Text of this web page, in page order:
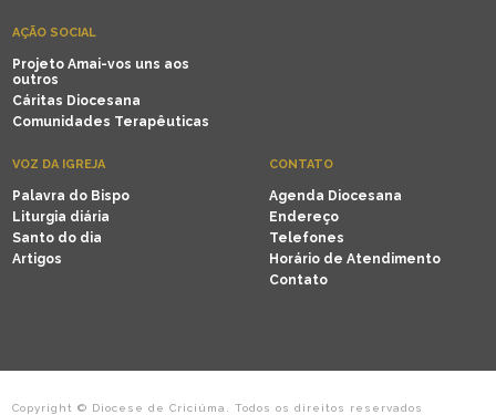
AÇÃO SOCIAL
Projeto Amai-vos uns aos
outros
Cáritas Diocesana
Comunidades Terapêuticas
VOZ DA IGREJA
Palavra do Bispo
Liturgia diária
Santo do dia
Artigos
CONTATO
Agenda Diocesana
Endereço
Telefones
Horário de Atendimento
Contato
Copyright © Diocese de Criciúma. Todos os direitos reservados